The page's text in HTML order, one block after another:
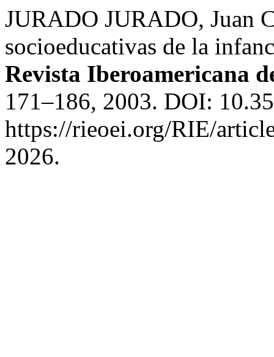
JURADO JURADO, Juan
socioeducativas de la
Revista Iberoamericana
171–186, 2003. DOI:
https://rieoei.org/RIE/
2026.